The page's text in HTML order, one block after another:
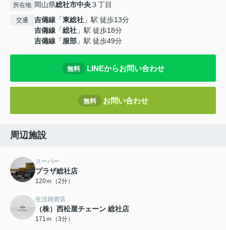
所在地 岡山県総社市中央３丁目
交通 吉備線 「東総社 」駅 徒歩13分
吉備線 「総社 」駅 徒歩18分
吉備線 「服部 」駅 徒歩49分
無料 LINEからお問い合わせ
無料 お問い合わせ
周辺施設
スーパー
プラザ総社店
120ｍ（2分）
生活雑貨店
（株）西松屋チェーン 総社店
171ｍ（3分）